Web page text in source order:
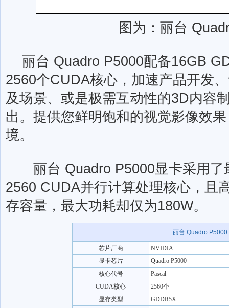
图为：丽台
丽台 Quadro P5000配备16GB
2560个CUDA核心，加速产品开发
及场景、或是极需互动性的3D内容
出。提供您鲜明饱和的视觉影像效
境。
丽台 Quadro P5000显卡采用了
2560 CUDA并行计算处理核心，且
存容量，最大功耗却仅为180W。
丽台 Quadro P5000
芯片厂商
NVIDIA
显卡芯片
Quadro P5000
核心代号
Pascal
CUDA核心
2560个
显存类型
GDDR5X